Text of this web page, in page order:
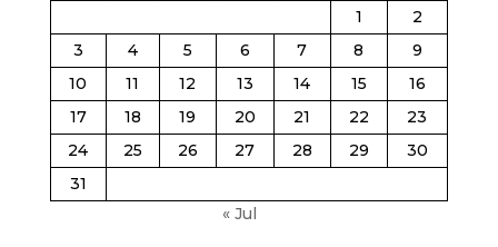
1
2
3
4 5 6 7 8
9
10
11 12 13 14 15
16
17
18 19 20 21 22
23
24
25 26 27 28 29
30
31
« Jul